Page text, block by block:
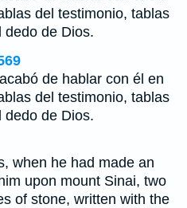
del testimonio, tablas
dedo de Dios.
de hablar con él en
del testimonio, tablas
dedo de Dios.
when he had made an
upon mount Sinai, two
of stone, written with the